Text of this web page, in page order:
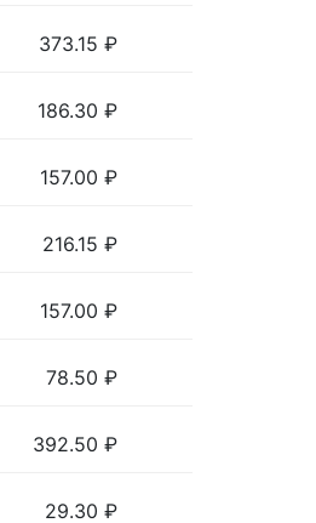
373.15 ₽
186.30 ₽
157.00 ₽
216.15 ₽
157.00 ₽
78.50 ₽
392.50 ₽
29.30 ₽